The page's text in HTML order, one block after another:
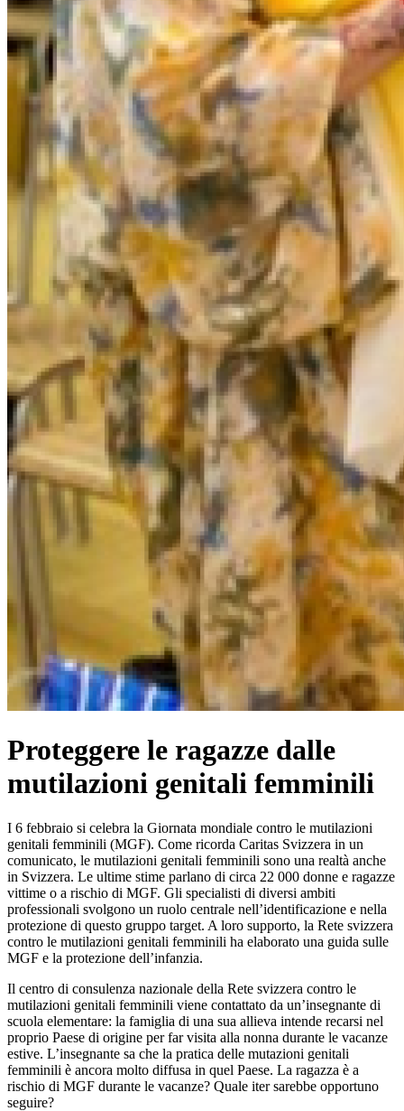
Proteggere le ragazze dalle
mutilazioni genitali femminili
I 6 febbraio si celebra la Giornata mondiale contro le mutilazioni
genitali femminili (MGF). Come ricorda Caritas Svizzera in un
comunicato, le mutilazioni genitali femminili sono una realtà anche
in Svizzera. Le ultime stime parlano di circa 22 000 donne e ragazze
vittime o a rischio di MGF. Gli specialisti di diversi ambiti
professionali svolgono un ruolo centrale nell’identificazione e nella
protezione di questo gruppo target. A loro supporto, la Rete svizzera
contro le mutilazioni genitali femminili ha elaborato una guida sulle
MGF e la protezione dell’infanzia.
Il centro di consulenza nazionale della Rete svizzera contro le
mutilazioni genitali femminili viene contattato da un’insegnante di
scuola elementare: la famiglia di una sua allieva intende recarsi nel
proprio Paese di origine per far visita alla nonna durante le vacanze
estive. L’insegnante sa che la pratica delle mutazioni genitali
femminili è ancora molto diffusa in quel Paese. La ragazza è a
rischio di MGF durante le vacanze? Quale iter sarebbe opportuno
seguire?